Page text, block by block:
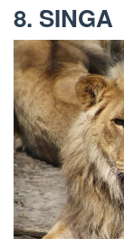
8. SINGA